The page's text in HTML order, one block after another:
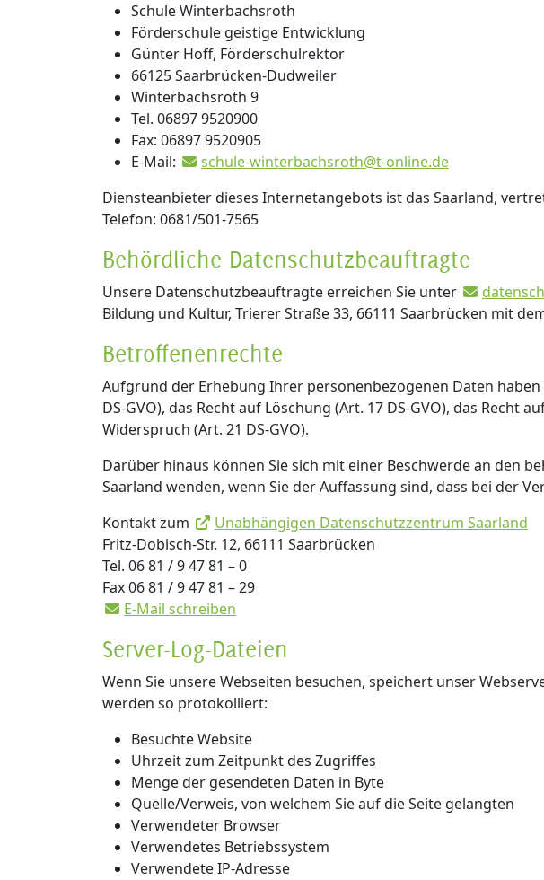
Schule Winterbachsroth
Förderschule geistige Entwicklung
Günter Hoff, Förderschulrektor
66125 Saarbrücken-Dudweiler
Winterbachsroth 9
Tel. 06897 9520900
Fax: 06897 9520905
E-Mail:
schule-winterbachsroth@t-online.de
Diensteanbieter dieses Internetangebots ist das Saarland,
Telefon: 0681/501-7565
Behördliche Datenschutzbeauftragte
Unsere Datenschutzbeauftragte erreichen Sie unter
Bildung und Kultur, Trierer Straße 33, 66111 Saarbrücken mit
Betroffenenrechte
Aufgrund der Erhebung Ihrer personenbezogenen Daten haben
DS-GVO), das Recht auf Löschung (Art. 17 DS-GVO), das Recht
Widerspruch (Art. 21 DS-GVO).
Darüber hinaus können Sie sich mit einer Beschwerde an den
Saarland wenden, wenn Sie der Auffassung sind, dass bei der
Kontakt zum
Unabhängigen Datenschutzzentrum Saarland
Fritz-Dobisch-Str. 12, 66111 Saarbrücken
Tel. 06 81 / 9 47 81 – 0
Fax 06 81 / 9 47 81 – 29
E-Mail schreiben
Server-Log-Dateien
Wenn Sie unsere Webseiten besuchen, speichert unser
werden so protokolliert:
Besuchte Website
Uhrzeit zum Zeitpunkt des Zugriffes
Menge der gesendeten Daten in Byte
Quelle/Verweis, von welchem Sie auf die Seite gelangten
Verwendeter Browser
Verwendetes Betriebssystem
Verwendete IP-Adresse